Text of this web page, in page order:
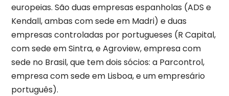
europeias. São duas empresas espanholas (ADS e
Kendall, ambas com sede em Madri) e duas
empresas controladas por portugueses (R Capital,
com sede em Sintra, e Agroview, empresa com
sede no Brasil, que tem dois sócios: a Parcontrol,
empresa com sede em Lisboa, e um empresário
português).